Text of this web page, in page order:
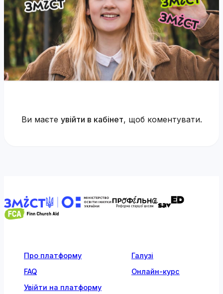
Ви маєте увійти в кабінет, щоб коментувати.
Про платформу
Галузі
FAQ
Онлайн-курс
Увійти на платформу